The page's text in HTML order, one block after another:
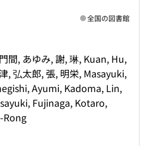
間, あゆみ, 謝, 琳, Kuan, Hu,
, 弘太郎, 張, 明栄, Masayuki,
Ayumi, Kadoma, Lin,
Fujinaga, Kotaro,
Rong
全国の図書館